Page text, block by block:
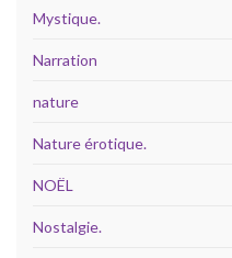
Mystique.
Narration
nature
Nature érotique.
NOËL
Nostalgie.